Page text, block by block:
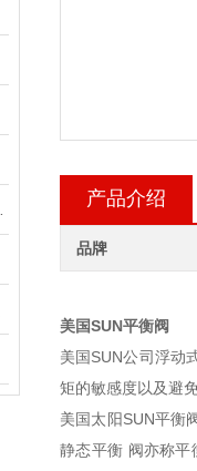
产品介绍
品牌
美国SUN平衡阀
美国SUN公司浮动
矩的敏感度以及避
美国太阳SUN平衡
静态平衡 阀亦称平